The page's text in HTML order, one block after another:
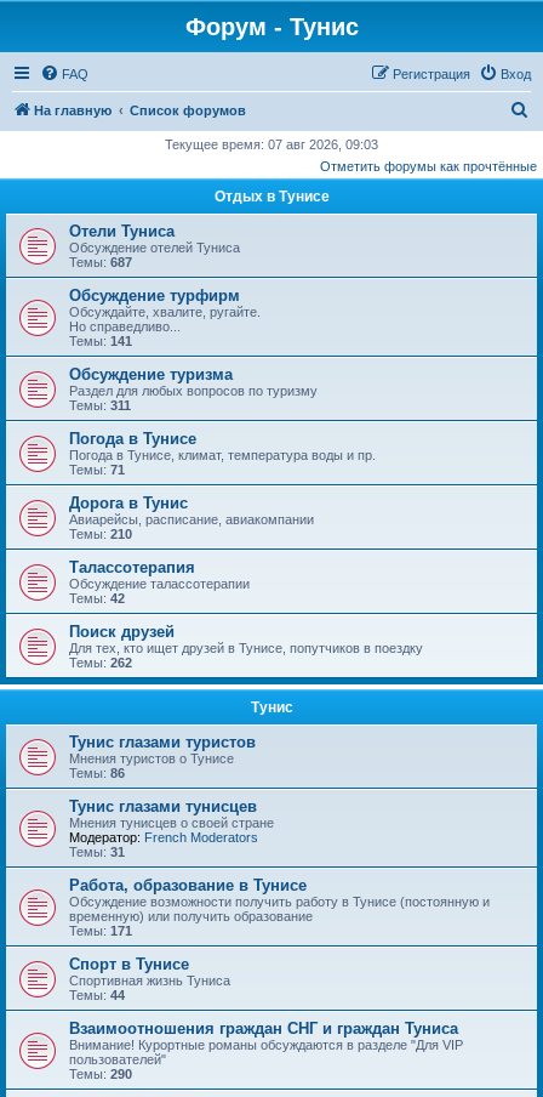
Форум - Тунис
FAQ Вход
Регистрация
На главную Список форумов
и
Текущее время: 07 авг 2026, 09:03
Отметить форумы как прочтённые
Отдых в Тунисе
Отели Туниса
Обсуждение отелей Туниса
Темы: 687
Обсуждение турфирм
Обсуждайте, хвалите, ругайте.
Но справедливо...
Темы: 141
Обсуждение туризма
Раздел для любых вопросов по туризму
Темы: 311
Погода в Тунисе
Погода в Тунисе, климат, температура воды и пр.
Темы: 71
Дорога в Тунис
Авиарейсы, расписание, авиакомпании
Темы: 210
Талассотерапия
Обсуждение талассотерапии
Темы: 42
Поиск друзей
Для тех, кто ищет друзей в Тунисе, попутчиков в поездку
Темы: 262
Тунис
Тунис глазами туристов
Мнения туристов о Тунисе
Темы: 86
Тунис глазами тунисцев
Мнения тунисцев о своей стране
Модератор: French Moderators
Темы: 31
Работа, образование в Тунисе
Обсуждение возможности получить работу в Тунисе (постоянную и
временную) или получить образование
Темы: 171
Спорт в Тунисе
Спортивная жизнь Туниса
Темы: 44
Взаимоотношения граждан СНГ и граждан Туниса
Внимание! Курортные романы обсуждаются в разделе "Для VIP
пользователей"
Темы: 290